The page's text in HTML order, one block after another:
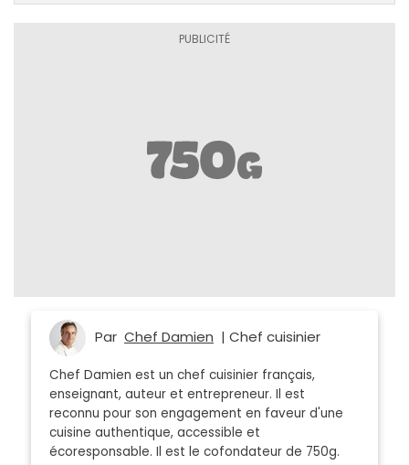
Par Chef Damien | Chef cuisinier
Chef Damien est un chef cuisinier français,
enseignant, auteur et entrepreneur. Il est
reconnu pour son engagement en faveur d'une
cuisine authentique, accessible et
écoresponsable. Il est le cofondateur de 750g.